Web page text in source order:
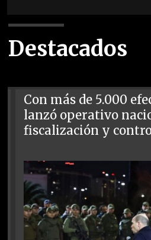
Destacados
Con más de 5.000
lanzó operativo
fiscalización y